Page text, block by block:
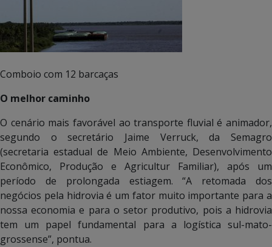
Comboio com 12 barcaças
O melhor caminho
O cenário mais favorável ao transporte fluvial é animador,
segundo o secretário Jaime Verruck, da Semagro
(secretaria estadual de Meio Ambiente, Desenvolvimento
Econômico, Produção e Agricultur Familiar), após um
período de prolongada estiagem. “A retomada dos
negócios pela hidrovia é um fator muito importante para a
nossa economia e para o setor produtivo, pois a hidrovia
tem um papel fundamental para a logística sul-mato-
grossense”, pontua.